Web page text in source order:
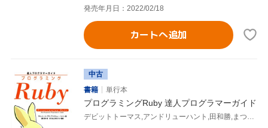
発売年月日：2022/02/18
カートへ追加
中古
書籍
単行本
プログラミングRuby 達人プログラマーガイド